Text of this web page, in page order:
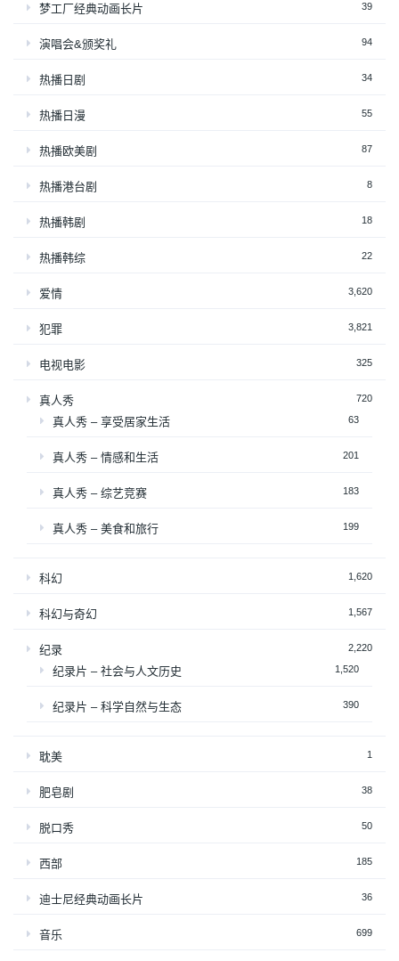
梦工厂经典动画长片 39
演唱会&颁奖礼 94
热播日剧 34
热播日漫 55
热播欧美剧 87
热播港台剧 8
热播韩剧 18
热播韩综 22
爱情 3,620
犯罪 3,821
电视电影 325
真人秀 720
真人秀 – 享受居家生活 63
真人秀 – 情感和生活 201
真人秀 – 综艺竞赛 183
真人秀 – 美食和旅行 199
科幻 1,620
科幻与奇幻 1,567
纪录 2,220
纪录片 – 社会与人文历史 1,520
纪录片 – 科学自然与生态 390
耽美 1
肥皂剧 38
脱口秀 50
西部 185
迪士尼经典动画长片 36
音乐 699